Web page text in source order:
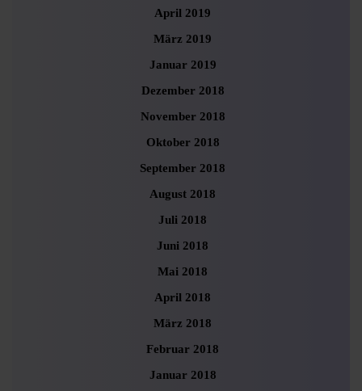
April 2019
März 2019
Januar 2019
Dezember 2018
November 2018
Oktober 2018
September 2018
August 2018
Juli 2018
Juni 2018
Mai 2018
April 2018
März 2018
Februar 2018
Januar 2018